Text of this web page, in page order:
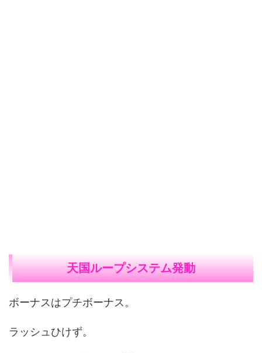
天国ループシステム発動
ボーナスはプチボーナス。
ラッシュひけず。